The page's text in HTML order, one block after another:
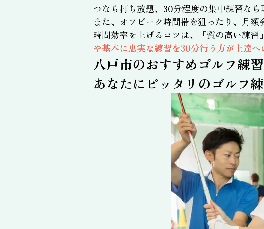
つなら打ち放題、30分程度の集中練習なら
また、オフピーク時間帯を狙ったり、月
時間効率を上げるコツは、「質の高い練
や基本に忠実な練習を30分行う方が上達へ
八戸市のおすすめゴルフ練
あなたにピッタリのゴルフ